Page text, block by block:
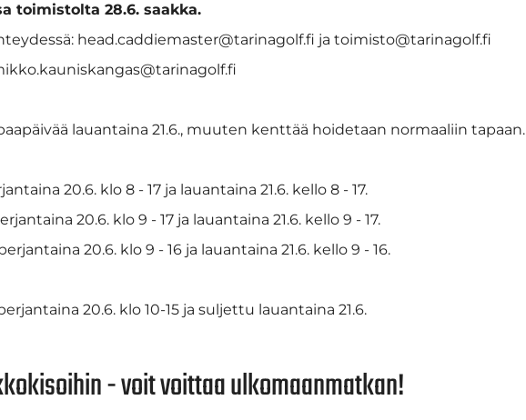
toimistolta 28.6. saakka.
head.caddiemaster@tarinagolf.fi ja toimisto@tarinagolf.fi
lauantaina 21.6., muuten kenttää hoidetaan normaaliin tapaan.
20.6. klo 8 - 17 ja lauantaina 21.6. kello 8 - 17.
20.6. klo 9 - 17 ja lauantaina 21.6. kello 9 - 17.
20.6. klo 9 - 16 ja lauantaina 21.6. kello 9 - 16.
20.6. klo 10-15 ja suljettu lauantaina 21.6.
- voit voittaa ulkomaanmatkan!